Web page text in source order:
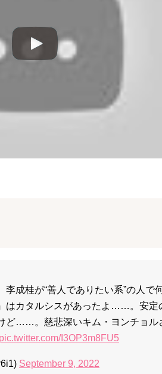
成桂が“善人でありたい系”の人で
はカタルシスがあったよ……。安定
ど……。慈悲深いキム・ヨンチョル
pic.twitter.com/I3OP3m8FU5
September 9, 2022